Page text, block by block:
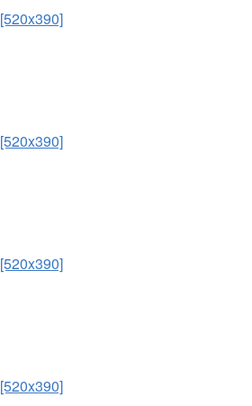
[520x390]
[520x390]
[520x390]
[520x390]